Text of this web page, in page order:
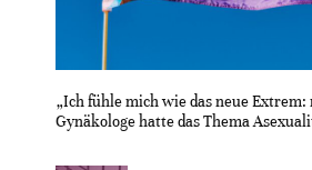
„Ich fühle mich wie das neue
Gynäkologe hatte das Thema